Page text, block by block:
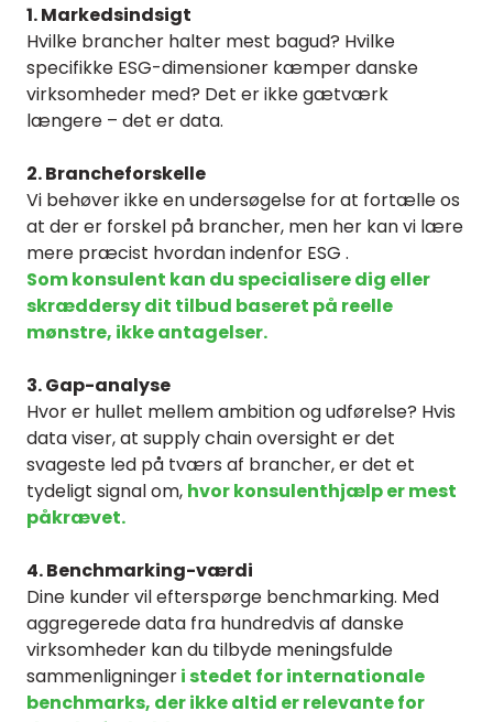
1. Markedsindsigt
Hvilke brancher halter mest bagud? Hvilke
specifikke ESG-dimensioner kæmper danske
virksomheder med? Det er ikke gætværk
længere – det er data.
2. Brancheforskelle
Vi behøver ikke en undersøgelse for at fortælle os
at der er forskel på brancher, men her kan vi lære
mere præcist hvordan indenfor ESG .
Som konsulent kan du specialisere dig eller
skræddersy dit tilbud baseret på reelle
mønstre, ikke antagelser.
3. Gap-analyse
Hvor er hullet mellem ambition og udførelse? Hvis
data viser, at supply chain oversight er det
svageste led på tværs af brancher, er det et
tydeligt signal om, hvor konsulenthjælp er mest
påkrævet.
4. Benchmarking-værdi
Dine kunder vil efterspørge benchmarking. Med
aggregerede data fra hundredvis af danske
virksomheder kan du tilbyde meningsfulde
sammenligningeri stedet for internationale
benchmarks, der ikke altid er relevante for